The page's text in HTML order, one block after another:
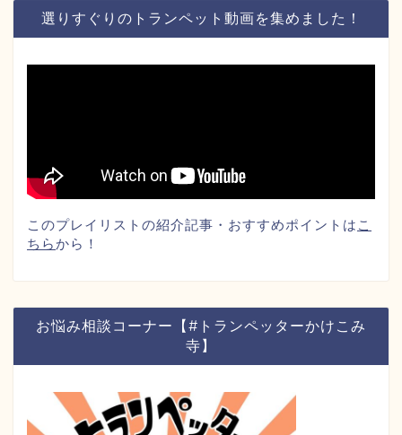
選りすぐりのトランペット動画を集めました！
このプレイリストの紹介記事・おすすめポイントは こ
ちらから！
お悩み相談コーナー【#トランペッターかけこみ
寺】